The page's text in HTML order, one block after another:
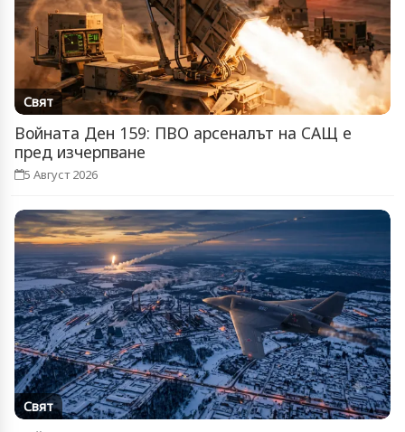
Свят
Войната Ден 159: ПВО арсеналът на САЩ е
пред изчерпване
5 Август 2026
Свят